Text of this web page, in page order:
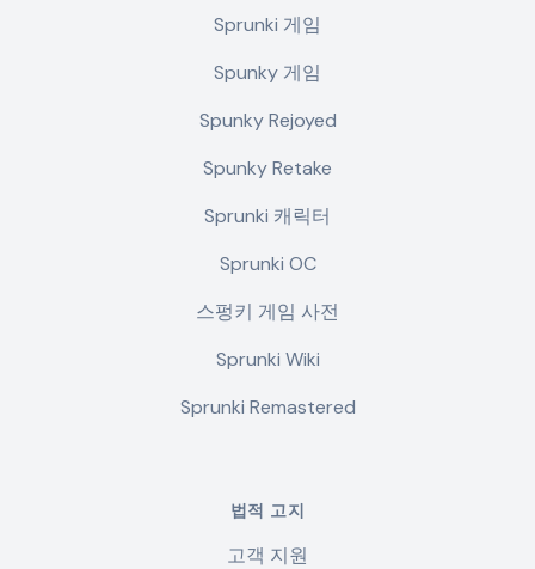
Sprunki 게임
Spunky 게임
Spunky Rejoyed
Spunky Retake
Sprunki 캐릭터
Sprunki OC
스펑키 게임 사전
Sprunki Wiki
Sprunki Remastered
법적 고지
고객 지원